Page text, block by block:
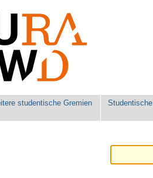
studentische Gremien